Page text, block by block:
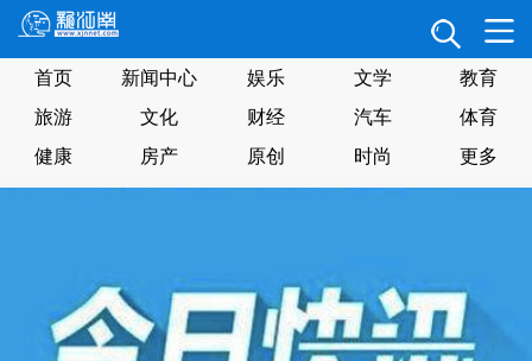
首页 新闻中心 娱乐 文学
教育
旅游
文化 财经 汽车
体育
健康
房产 原创 时尚 更多